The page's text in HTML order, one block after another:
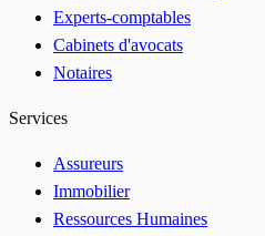
Experts-comptables
Cabinets d'avocats
Notaires
Services
Assureurs
Immobilier
Ressources Humaines